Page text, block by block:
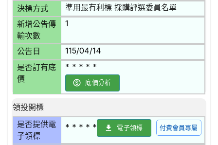
決標方式 準用最有利標 採購評選委員名單
新增公告傳
輸次數
1
公告日 115/04/14
是否訂有底
價
* * * * *
底價分析
領投開標
是否提供電
子領標
* * * * * 電子領標 付費會員專屬